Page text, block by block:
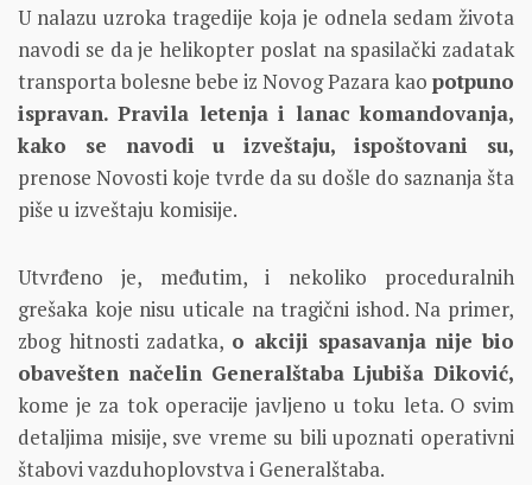
U nalazu uzroka tragedije koja je odnela sedam života
navodi se da je helikopter poslat na spasilački zadatak
transporta bolesne bebe iz Novog Pazara kao potpuno
ispravan. Pravila letenja i lanac komandovanja,
kako se navodi u izveštaju, ispoštovani su,
prenose Novosti koje tvrde da su došle do saznanja šta
piše u izveštaju komisije.
Utvrđeno je, međutim, i nekoliko proceduralnih
grešaka koje nisu uticale na tragični ishod. Na primer,
zbog hitnosti zadatka, o akciji spasavanja nije bio
obavešten načelin Generalštaba Ljubiša Diković,
kome je za tok operacije javljeno u toku leta. O svim
detaljima misije, sve vreme su bili upoznati operativni
štabovi vazduhoplovstva i Generalštaba.